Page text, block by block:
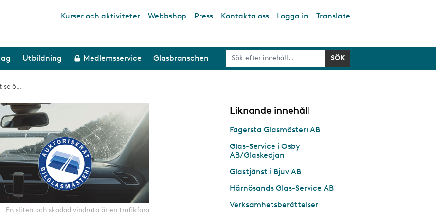
Top links
Kurser och aktiviteter Webbshop Press Kontakta oss Logga in Translate
Utbildning Medlemsservice Glasbranschen
se ö...
En sliten och skadad vindruta är en trafikfara
Liknande innehåll
Fagersta Glasmästeri AB
Glas-Service i Osby
AB/Glaskedjan
Glastjänst i Bjuv AB
Härnösands Glas-Service AB
Verksamhetsberättelser